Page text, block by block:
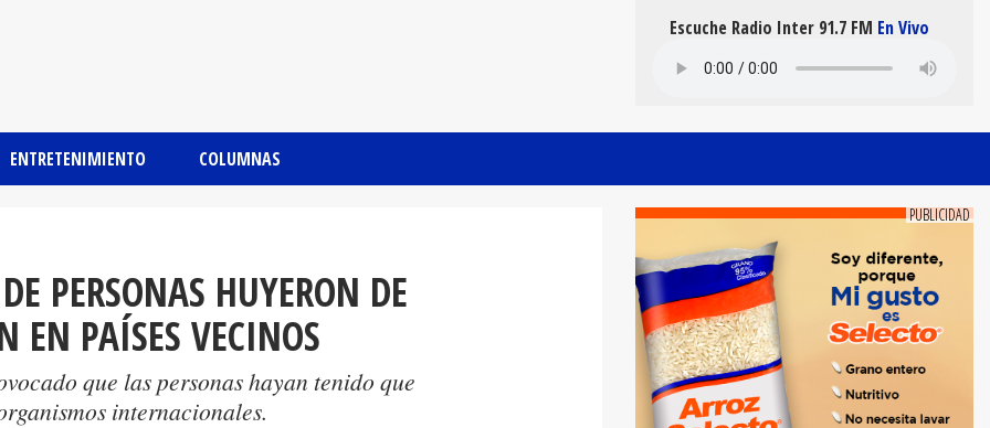
ENTRETENIMIENTO COLUMNAS
Escuche Radio Inter 91.7 FM En Vivo
PERSONAS HUYERON DE
EN PAÍSES VECINOS
que las personas hayan tenido que
internacionales.